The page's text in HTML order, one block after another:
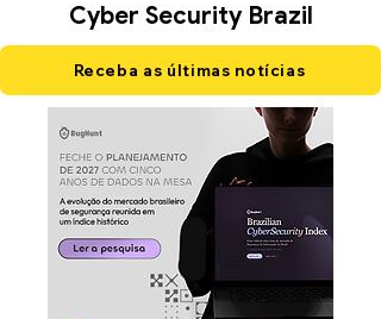
Cyber Security Brazil
Receba as últimas notícias